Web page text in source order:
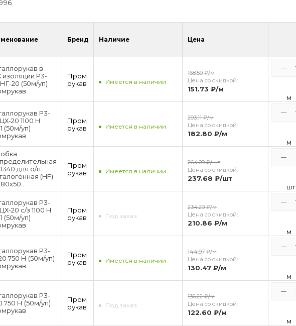
Бренд Наличие Цена
в
изоляции Р3-
20 (50м/уп)
Пром
рукав
Имеется в наличии
168.59 ₽/м
Цена со скидкой:
151.73 ₽/м
м
Р3-
20 1100 Н
(50м/уп)
Пром
рукав
Имеется в наличии
203.11 ₽/м
Цена со скидкой:
182.80 ₽/м
м
для о/п
(HF)
Пром
рукав
Имеется в наличии
264.09 ₽/шт
Цена со скидкой:
237.68 ₽/шт
шт
Р3-
20 с/з 1100 Н
(50м/уп)
Пром
рукав
Под заказ
234.29 ₽/м
Цена со скидкой:
210.86 ₽/м
м
Р3-
750 Н (50м/уп)
Пром
рукав
Имеется в наличии
144.97 ₽/м
Цена со скидкой:
130.47 ₽/м
м
Р3-
750 Н (50м/уп)
Пром
рукав
Под заказ
136.22 ₽/м
Цена со скидкой:
122.60 ₽/м
м